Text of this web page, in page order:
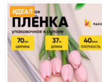
Минимальное количество
Количество в коробке
Единица измерения
Размер
ИДЕАЛ